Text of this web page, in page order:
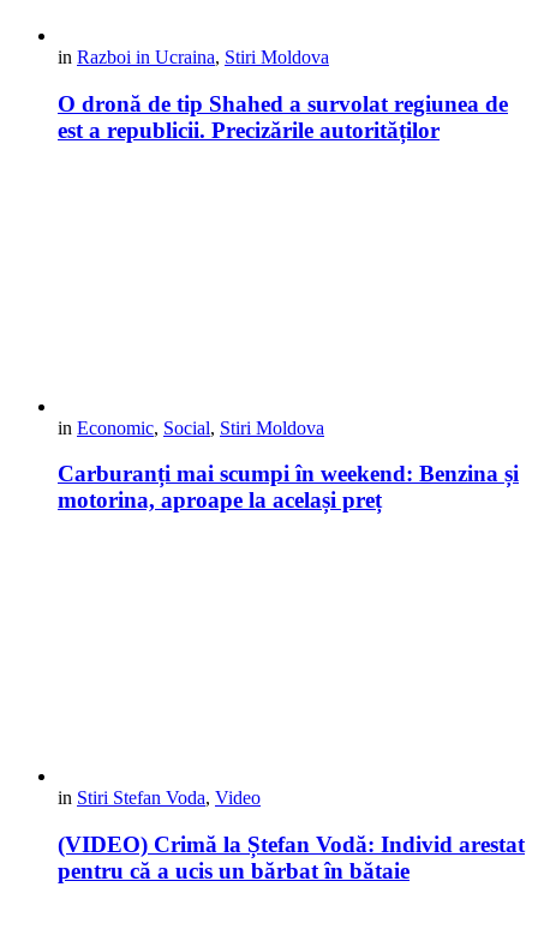
in Razboi in Ucraina, Stiri Moldova
O dronă de tip Shahed a survolat regiunea de
est a republicii. Precizările autorităților
in Economic, Social, Stiri Moldova
Carburanți mai scumpi în weekend: Benzina și
motorina, aproape la același preț
in Stiri Stefan Voda, Video
(VIDEO) Crimă la Ștefan Vodă: Individ arestat
pentru că a ucis un bărbat în bătaie